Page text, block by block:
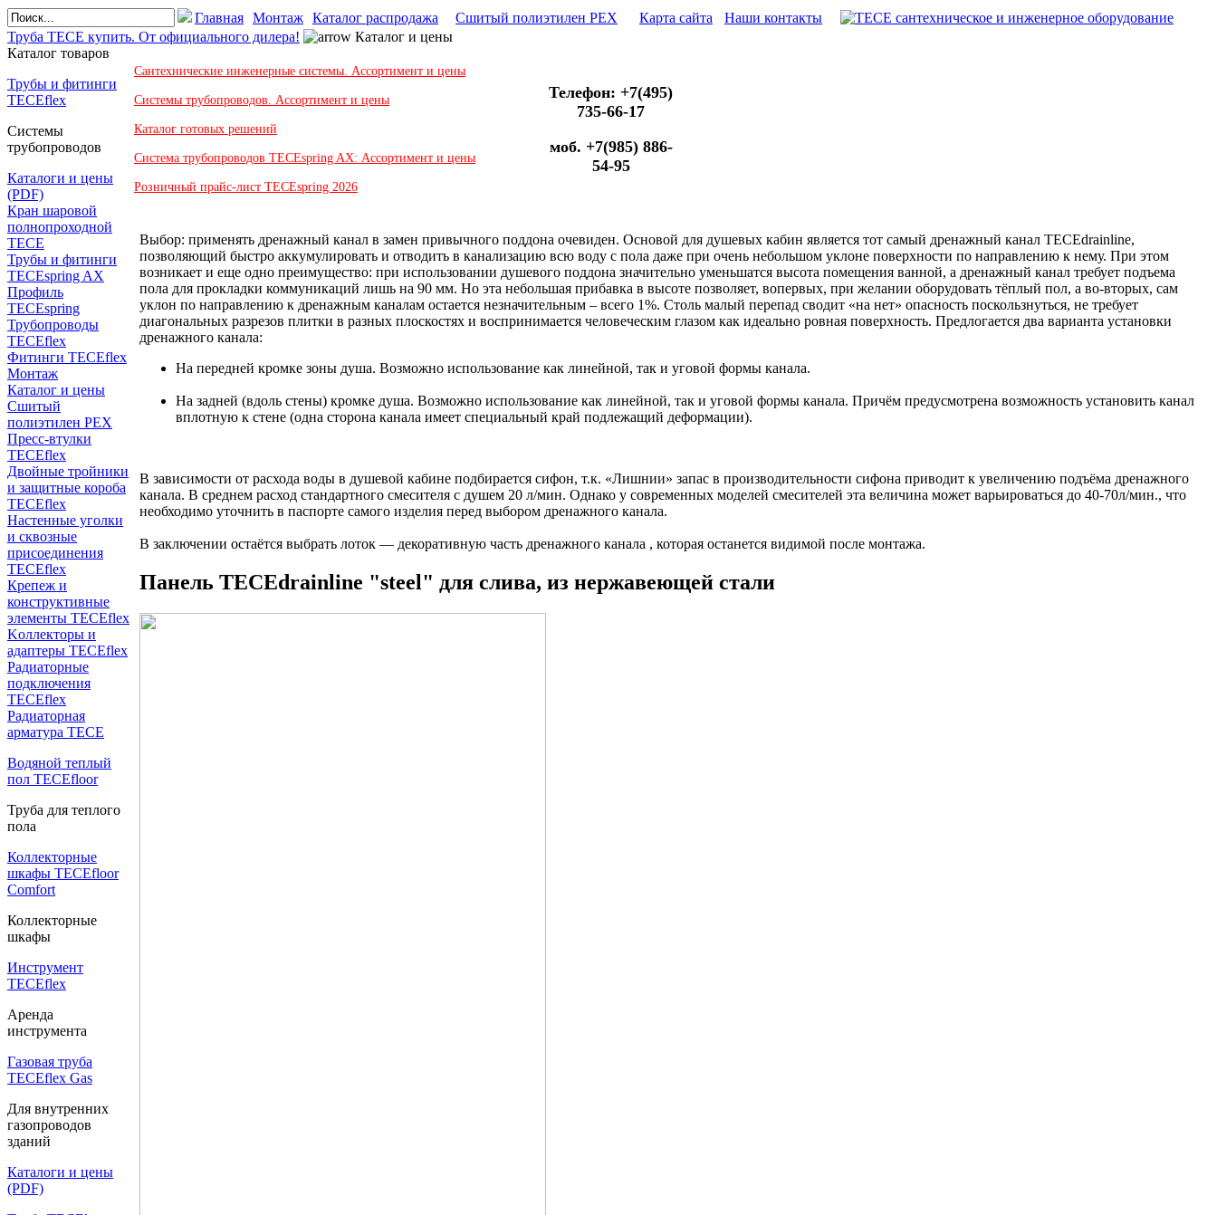
Главная Монтаж Каталог распродажа Сшитый полиэтилен PEX Карта сайта
Наши контакты
Труба TECE купить. От официального дилера!
Каталог и цены
Каталог товаров
Трубы и фитинги
TECEflex
Системы
трубопроводов
Каталоги и цены
(PDF)
Кран шаровой
полнопроходной
ТЕСЕ
Трубы и фитинги
TECEspring AX
Профиль
TECEspring
Трубопроводы
TECEflex
Фитинги TECEflex
Монтаж
Каталог и цены
Сшитый
полиэтилен PEX
Пресс-втулки
TECEflex
Двойные тройники
и защитные короба
TECEflex
Настенные уголки
и сквозные
присоединения
TECEflex
Крепеж и
конструктивные
элементы TECEflex
Kоллекторы и
адаптеры TECEflex
Радиаторные
подключения
TECEflex
Радиаторная
арматура TECE
Водяной теплый
пол TECEfloor
Труба для теплого
пола
Коллекторные
шкафы TECEfloor
Comfort
Коллекторные
шкафы
Инструмент
TECEflex
Аренда
инструмента
Газовая труба
TECEflex Gas
Для внутренних
газопроводов
зданий
Каталоги и цены
(PDF)
Сантехнические инженерные системы. Ассортимент и цены
Системы трубопроводов. Ассортимент и цены
Каталог готовых решений
Система трубопроводов TECEspring AX: Ассортимент и цены
Розничный прайс-лист TECEspring 2026
Телефон: +7(495)
735-66-17
моб. +7(985) 886-
54-95
Выбор: применять дренажный канал в замен привычного поддона очевиден. Основой для душевых кабин является тот самый дренажный канал TECEdrainline,
позволяющий быстро аккумулировать и отводить в канализацию всю воду с пола даже при очень небольшом уклоне поверхности по направлению к нему. При этом
возникает и еще одно преимущество: при использовании душевого поддона значительно уменьшатся высота помещения ванной, а дренажный канал требует подъема
пола для прокладки коммуникаций лишь на 90 мм. Но эта небольшая прибавка в высоте позволяет, вопервых, при желании оборудовать тёплый пол, а во-вторых, сам
уклон по направлению к дренажным каналам остается незначительным – всего 1%. Столь малый перепад сводит «на нет» опасность поскользнуться, не требует
диагональных разрезов плитки в разных плоскостях и воспринимается человеческим глазом как идеально ровная поверхность. Предлогается два варианта установки
дренажного канала:
На передней кромке зоны душа. Возможно использование как линейной, так и уговой формы канала.
На задней (вдоль стены) кромке душа. Возможно использование как линейной, так и уговой формы канала. Причём предусмотрена возможность установить канал
вплотную к стене (одна сторона канала имеет специальный край подлежащий деформации).
В зависимости от расхода воды в душевой кабине подбирается сифон, т.к. «Лишнии» запас в производительности сифона приводит к увеличению подъёма дренажного
канала. В среднем расход стандартного смесителя с душем 20 л/мин. Однако у современных моделей смесителей эта величина может варьироваться до 40-70л/мин., что
необходимо уточнить в паспорте самого изделия перед выбором дренажного канала.
В заключении остаётся выбрать лоток — декоративную часть дренажного канала , которая останется видимой после монтажа.
Панель ТЕСЕdrainlinе "steel" для слива, из нержавеющей стали